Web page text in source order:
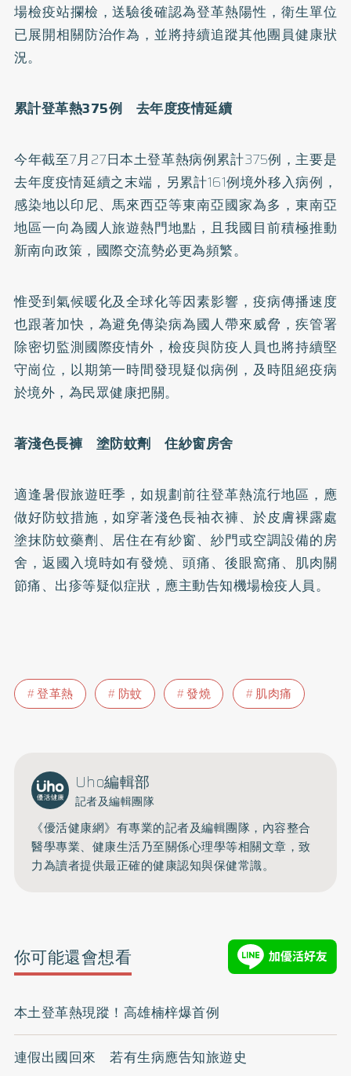
場檢疫站攔檢，送驗後確認為登革熱陽性，衛生單位
已展開相關防治作為，並將持續追蹤其他團員健康狀
況。
累計登革熱375例 去年度疫情延續
今年截至7月27日本土登革熱病例累計375例，主要是
去年度疫情延續之末端，另累計161例境外移入病例，
感染地以印尼、馬來西亞等東南亞國家為多，東南亞
地區一向為國人旅遊熱門地點，且我國目前積極推動
新南向政策，國際交流勢必更為頻繁。
惟受到氣候暖化及全球化等因素影響，疫病傳播速度
也跟著加快，為避免傳染病為國人帶來威脅，疾管署
除密切監測國際疫情外，檢疫與防疫人員也將持續堅
守崗位，以期第一時間發現疑似病例，及時阻絕疫病
於境外，為民眾健康把關。
著淺色長褲 塗防蚊劑 住紗窗房舍
適逢暑假旅遊旺季，如規劃前往登革熱流行地區，應
做好防蚊措施，如穿著淺色長袖衣褲、於皮膚裸露處
塗抹防蚊藥劑、居住在有紗窗、紗門或空調設備的房
舍，返國入境時如有發燒、頭痛、後眼窩痛、肌肉關
節痛、出疹等疑似症狀，應主動告知機場檢疫人員。
登革熱 防蚊 發燒 肌肉痛
Uho編輯部
記者及編輯團隊
《優活健康網》有專業的記者及編輯團隊，內容整合
醫學專業、健康生活乃至關係心理學等相關文章，致
力為讀者提供最正確的健康認知與保健常識。
你可能還會想看
本土登革熱現蹤！高雄楠梓爆首例
連假出國回來 若有生病應告知旅遊史